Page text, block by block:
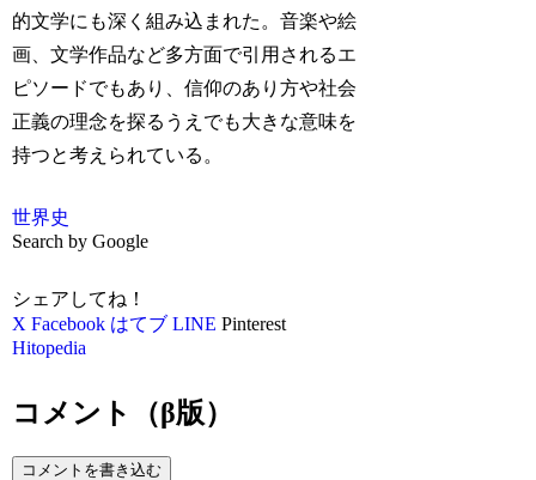
的文学にも深く組み込まれた。音楽や絵
画、文学作品など多方面で引用されるエ
ピソードでもあり、信仰のあり方や社会
正義の理念を探るうえでも大きな意味を
持つと考えられている。
世界史
Search by Google
シェアしてね！
X Facebook はてブ LINE Pinterest
Hitopedia
コメント（β版）
コメントを書き込む